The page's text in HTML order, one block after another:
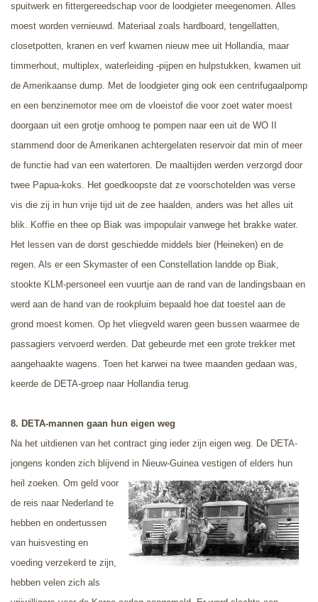
spuitwerk en fittergereedschap voor de loodgieter meegenomen. Alles
moest worden vernieuwd. Materiaal zoals hardboard, tengellatten,
closetpotten, kranen en verf kwamen nieuw mee uit Hollandia, maar
timmerhout, multiplex, waterleiding -pijpen en hulpstukken, kwamen uit
de Amerikaanse dump. Met de loodgieter ging ook een centrifugaalpomp
en een benzinemotor mee om de vloeistof die voor zoet water moest
doorgaan uit een grotje omhoog te pompen naar een uit de WO II
stammend door de Amerikanen achtergelaten reservoir dat min of meer
de functie had van een watertoren. De maaltijden werden verzorgd door
twee Papua-koks. Het goedkoopste dat ze voorschotelden was verse
vis die zij in hun vrije tijd uit de zee haalden, anders was het alles uit
blik. Koffie en thee op Biak was impopulair vanwege het brakke water.
Het lessen van de dorst geschiedde middels bier (Heineken) en de
regen. Als er een Skymaster of een Constellation landde op Biak,
stookte KLM-personeel een vuurtje aan de rand van de landingsbaan en
werd aan de hand van de rookpluim bepaald hoe dat toestel aan de
grond moest komen. Op het vliegveld waren geen bussen waarmee de
passagiers vervoerd werden. Dat gebeurde met een grote trekker met
aangehaakte wagens. Toen het karwei na twee maanden gedaan was,
keerde de DETA-groep naar Hollandia terug.
8. DETA-mannen gaan hun eigen weg
Na het uitdienen van het contract ging ieder zijn eigen weg. De DETA-
jongens konden zich blijvend in Nieuw-Guinea vestigen of elders hun
heil zoeken. Om geld voor
de reis naar Nederland te
hebben en ondertussen
van huisvesting en
voeding verzekerd te zijn,
hebben velen zich als